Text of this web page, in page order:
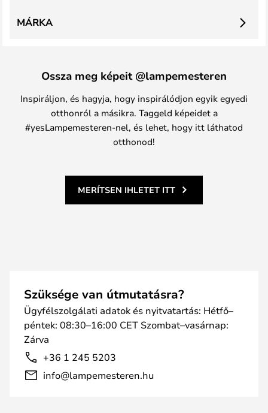
MÁRKA
Ossza meg képeit @lampemesteren
Inspiráljon, és hagyja, hogy inspirálódjon egyik egyedi
otthonról a másikra. Taggeld képeidet a
#yesLampemesteren-nel, és lehet, hogy itt láthatod
otthonod!
MERÍTSEN IHLETET ITT
Szüksége van útmutatásra?
Ügyfélszolgálati adatok és nyitvatartás: Hétfő–
péntek: 08:30–16:00 CET Szombat–vasárnap:
Zárva
+36 1 245 5203
info@lampemesteren.hu